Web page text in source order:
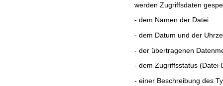
werden Zugriffsdaten
- dem Namen der Datei
- dem Datum und der
- der übertragenen
- dem Zugriffsstatus (Datei
- einer Beschreibung des